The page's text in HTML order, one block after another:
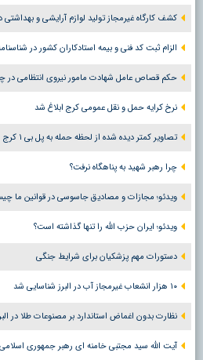
کشف کارگاه غیرمجاز تولید لوازم آرایشی و
الزام ثبت کد فنی و بیمه استادکاران کشور در
حکم قصاص عامل شهادت مامور نیروی انتظامی در
نرخ کرایه حمل و نقل عمومی کرج ابلاغ شد
تصاویر کمتر دیده شده از لحظه حمله به پل بی ۱ کرج
چرا رهبر شهید به پناهگاه نرفت؟
ویدئو؛ مجازات و مصادیق جاسوسی در قوانین ما
ویدئو؛ ایران حزب الله را تنها گذاشته است؟
دستورات مهم پزشکیان برای شرایط جنگی
۱۰ هزار انشعاب غیرمجاز آب در البرز شناسایی شد
نظارت بدون اغماض استاندارد بر مصنوعات طلا در
آیت الله سید مجتبی خامنه ای رهبر جمهوری اسلامی